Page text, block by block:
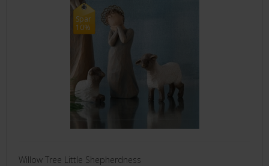
Spar
10%
Willow Tree Little Shepherdness